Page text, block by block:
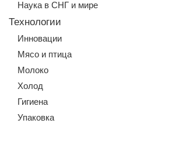
Наука в СНГ и мире
Технологии
Инновации
Мясо и птица
Молоко
Холод
Гигиена
Упаковка